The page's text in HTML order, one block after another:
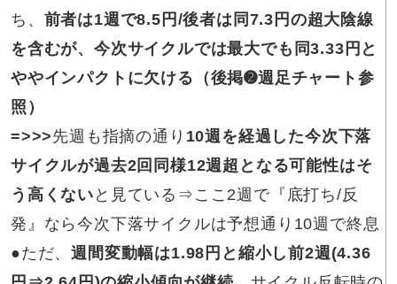
ち、 前者は1週で8.5円/後者は同7.3円の超大陰線
を含むが、今次サイクルでは最大でも同3.33円と
ややインパクトに欠ける（後掲➋週足チャート参
照）
=>>>先週も指摘の通り 10週を経過した今次下落
サイクルが過去2回同様12週超となる可能性はそ
う高くない と見ている⇒ここ2週で『底打ち/反
発』なら今次下落サイクルは予想通り10週で終息
●ただ、週間変動幅は1.98円と縮小し前2週(4.36